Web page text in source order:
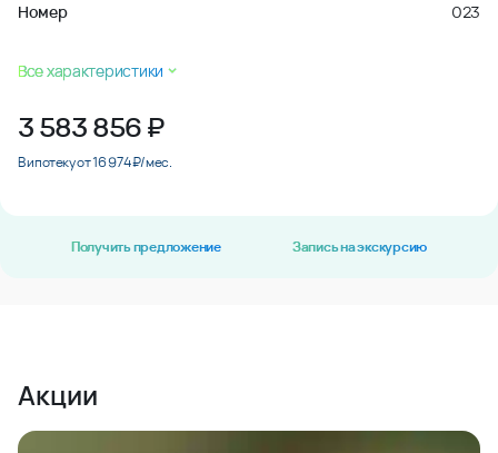
Номер 023
Все характеристики
3 583 856₽
В ипотеку от 16 974 ₽/мес.
Получить предложение Запись на экскурсию
Акции